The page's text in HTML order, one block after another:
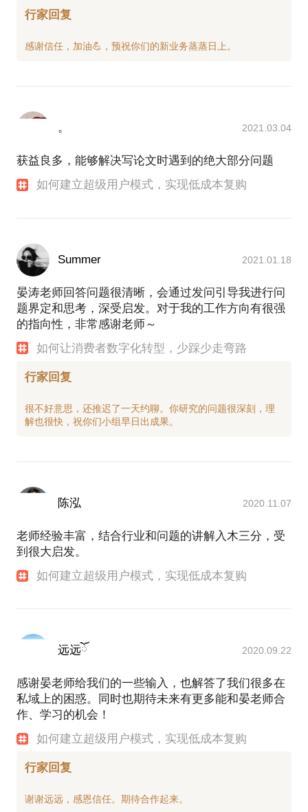
行家回复
。 2021.03.04
获益良多，能够解决写论文时遇到的绝大部分问题
如何建立超级用户模式，实现低成本复购
Summer 2021.01.18
晏涛老师回答问题很清晰，会通过发问引导我进行问
题界定和思考，深受启发。对于我的工作方向有很强
的指向性，非常感谢老师～
如何让消费者数字化转型，少踩少走弯路
行家回复
很不好意思，还推迟了一天约聊。你研究的问题很深刻，理
陈泓 2020.11.07
老师经验丰富，结合行业和问题的讲解入木三分，受
到很大启发。
如何建立超级用户模式，实现低成本复购
远远ོ 2020.09.22
感谢晏老师给我们的一些输入，也解答了我们很多在
私域上的困惑。同时也期待未来有更多能和晏老师合
作、学习的机会！
如何建立超级用户模式，实现低成本复购
行家回复